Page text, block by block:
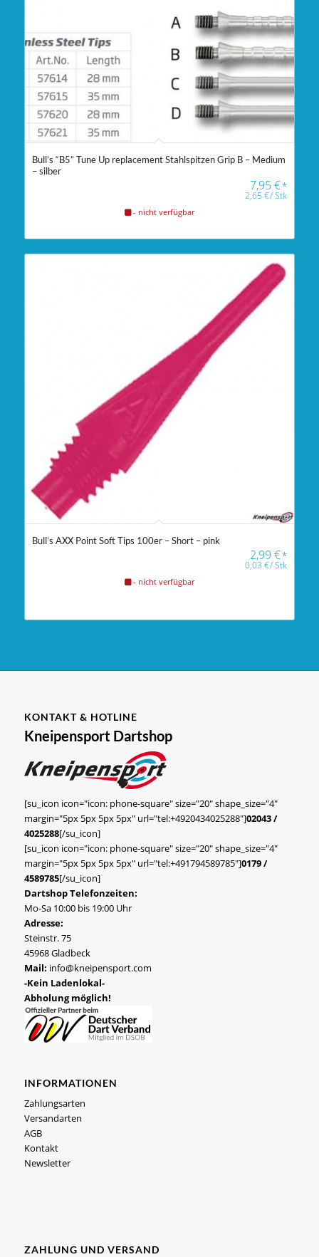
Bull’s “B5” Tune Up replacement Stahlspitzen Grip B – Medium
– silber
7,95€*
2,65€/Stk
- nicht verfügbar
Bull’s AXX Point Soft Tips 100er – Short – pink
2,99€*
0,03€/Stk
- nicht verfügbar
KONTAKT & HOTLINE
Kneipensport Dartshop
[su_icon icon="icon: phone-square" size="20" shape_size="4"
margin="5px 5px 5px 5px" url="tel:+4920434025288"]02043 /
4025288[/su_icon]
[su_icon icon="icon: phone-square" size="20" shape_size="4"
margin="5px 5px 5px 5px" url="tel:+491794589785"]0179 /
4589785[/su_icon]
Dartshop Telefonzeiten:
Mo-Sa 10:00 bis 19:00 Uhr
Adresse:
Steinstr. 75
45968 Gladbeck
Mail: info@kneipensport.com
-Kein Ladenlokal-
Abholung möglich!
INFORMATIONEN
Zahlungsarten
Versandarten
AGB
Kontakt
Newsletter
ZAHLUNG UND VERSAND